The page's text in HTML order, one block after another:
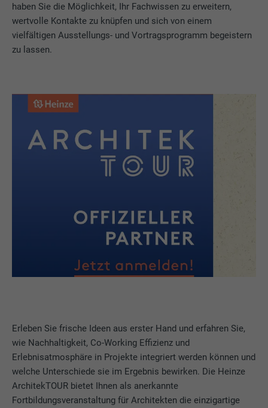
haben Sie die Möglichkeit, Ihr Fachwissen zu erweitern,
wertvolle Kontakte zu knüpfen und sich von einem
vielfältigen Ausstellungs- und Vortragsprogramm begeistern
zu lassen.
Erleben Sie frische Ideen aus erster Hand und erfahren Sie,
wie Nachhaltigkeit, Co-Working Effizienz und
Erlebnisatmosphäre in Projekte integriert werden können und
welche Unterschiede sie im Ergebnis bewirken. Die Heinze
ArchitekTOUR bietet Ihnen als anerkannte
Fortbildungsveranstaltung für Architekten die einzigartige